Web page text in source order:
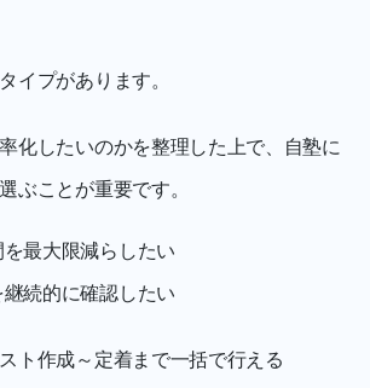
イプがあります。
化したいのかを整理した上で、自塾に
ぶことが重要です。
最大限減らしたい
続的に確認したい
ト作成～定着まで一括で行える